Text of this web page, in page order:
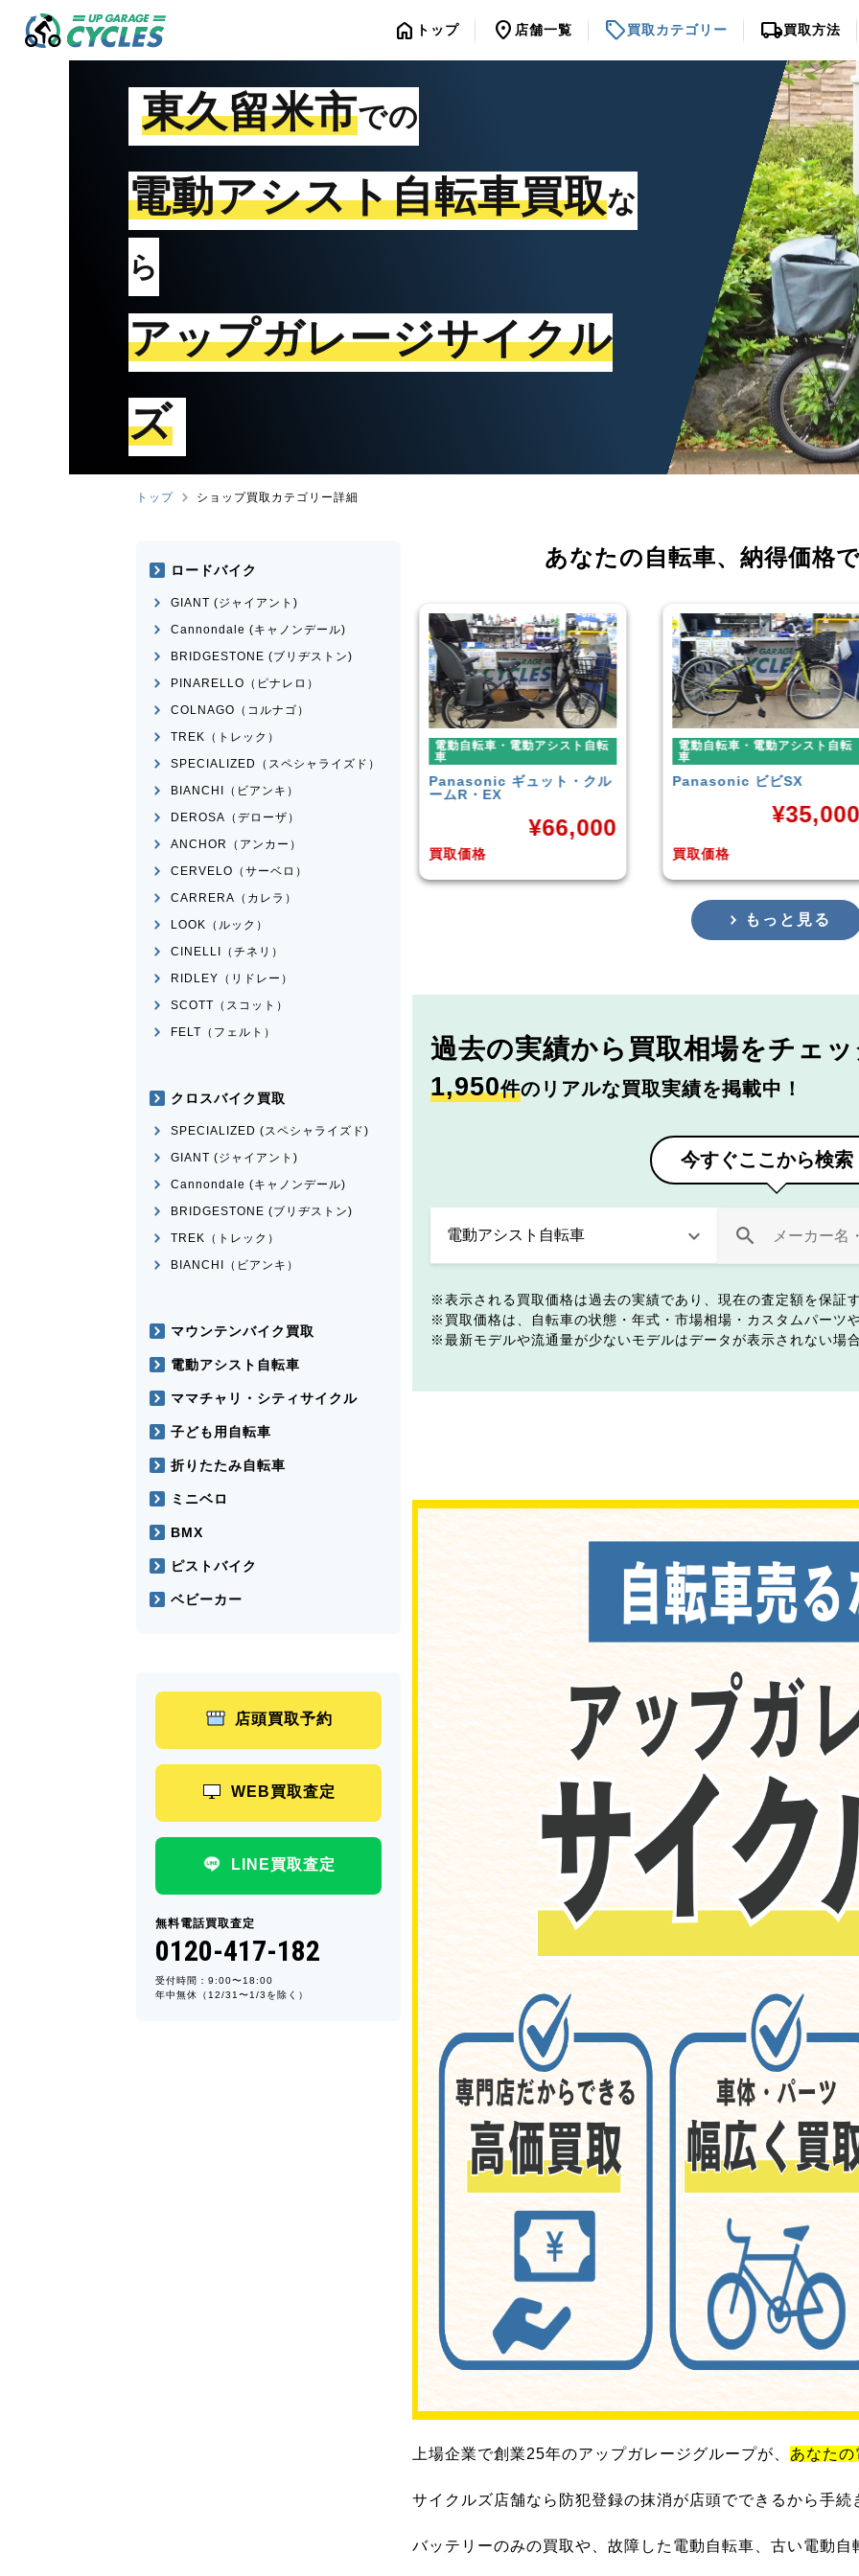
home トップ location_on 店舗一覧 sell買取カテゴリー local_shipping買取方法
東久留米市での
電動アシスト自転車買取な
ら
アップガレージサイクル
ズ
トップ ショップ買取カテゴリー詳細
あなたの自転車、 納得価格
電動自転車・電動アシスト自転
車
ームR・EX
買取価格
¥
電動自転車・電動アシスト自転
車
PanasonicビビSX
買取価格
¥35,000
電動自転車・電動アシスト自転
車
YAMAHAPAS With
買取価格
¥
もっと見る
過去の実績から 買取相場をチェ
1,950件のリアルな買取実績を掲載中！
今すぐここから検索
表示される買取価格は過去の実績であり、現在の査定額を保証
買取価格は、自転車の状態・年式・市場相場・カスタムパーツ
最新モデルや流通量が少ないモデルはデータが表示されない場
上場企業で創業25年のアップガレージグループが、 あなた
サイクルズ店舗なら防犯登録の抹消が店頭でできるから手
バッテリーのみの買取や、故障した電動自転車、古い電動
ロードバイク
GIANT (ジャイアント)
Cannondale (キャノンデール)
BRIDGESTONE (ブリヂストン)
PINARELLO（ピナレロ）
COLNAGO（コルナゴ）
TREK（トレック）
SPECIALIZED（スペシャライズド）
BIANCHI（ビアンキ）
DEROSA（デローザ）
ANCHOR（アンカー）
CERVELO（サーベロ）
CARRERA（カレラ）
LOOK（ルック）
CINELLI（チネリ）
RIDLEY（リドレー）
SCOTT（スコット）
FELT（フェルト）
クロスバイク買取
SPECIALIZED (スペシャライズド)
GIANT (ジャイアント)
Cannondale (キャノンデール)
BRIDGESTONE (ブリヂストン)
TREK（トレック）
BIANCHI（ビアンキ）
マウンテンバイク買取
電動アシスト自転車
ママチャリ・シティサイクル
子ども用自転車
折りたたみ自転車
ミニベロ
BMX
ピストバイク
ベビーカー
店頭買取予約
WEB買取査定
LINE買取査定
無料電話買取査定
0120-417-182
受付時間：9:00〜18:00
年中無休（12/31〜1/3を除く）